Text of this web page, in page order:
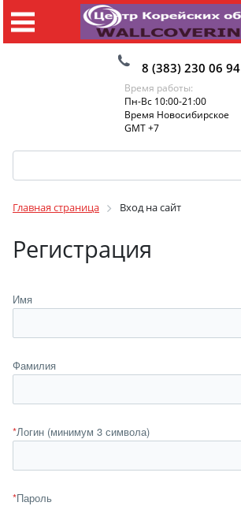
8 (383) 230 06 94
Время работы:
Пн-Вс 10:00-21:00
Время Новосибирское
GMT +7
Главная страница Вход на сайт
Регистрация
Имя
Фамилия
*Логин (минимум 3 символа)
*Пароль